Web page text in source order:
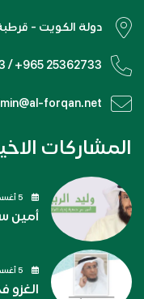
دولة الكويت -
/ +965 25362733
forqan.net
المشاركات
أمين
الغزو